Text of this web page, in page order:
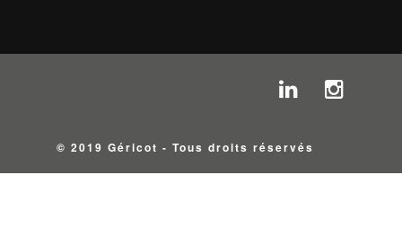
© 2019 Géricot - Tous droits réservés